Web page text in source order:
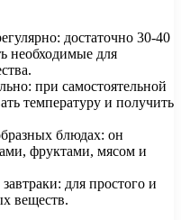
достаточно 30-40
необходимые для
при самостоятельной
температуру и получить
блюдах: он
фруктами, мясом и
для простого и
веществ.